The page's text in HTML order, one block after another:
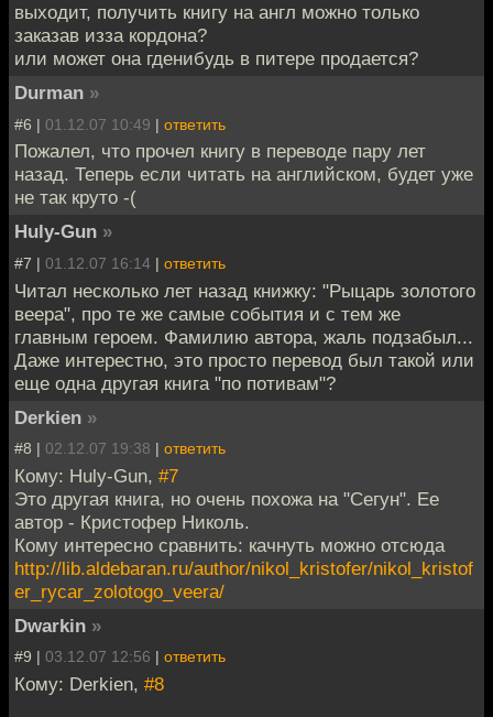
выходит, получить книгу на англ можно только
заказав изза кордона?
или может она гденибудь в питере продается?
Durman »
#6 | 01.12.07 10:49 | ответить
Пожалел, что прочел книгу в переводе пару лет
назад. Теперь если читать на английском, будет уже
не так круто -(
Huly-Gun »
#7 | 01.12.07 16:14 | ответить
Читал несколько лет назад книжку: "Рыцарь золотого
веера", про те же самые события и с тем же
главным героем. Фамилию автора, жаль подзабыл...
Даже интерестно, это просто перевод был такой или
еще одна другая книга "по потивам"?
Derkien »
#8 | 02.12.07 19:38 | ответить
Кому: Huly-Gun, #7
Это другая книга, но очень похожа на "Сегун". Ее
автор - Кристофер Николь.
Кому интересно сравнить: качнуть можно отсюда
http://lib.aldebaran.ru/author/nikol_kristofer/nikol_kristof
er_rycar_zolotogo_veera/
Dwarkin »
#9 | 03.12.07 12:56 | ответить
Кому: Derkien, #8